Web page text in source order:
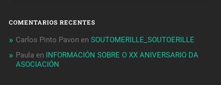
COMENTARIOS RECENTES
Carlos Pinto Pavon en SOUTOMERILLE_SOUTOERILLE
Paula en INFORMACIÓN SOBRE O XX ANIVERSARIO DA
ASOCIACIÓN